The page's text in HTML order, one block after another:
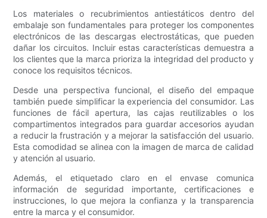
Los materiales o recubrimientos antiestáticos dentro del
embalaje son fundamentales para proteger los componentes
electrónicos de las descargas electrostáticas, que pueden
dañar los circuitos. Incluir estas características demuestra a
los clientes que la marca prioriza la integridad del producto y
conoce los requisitos técnicos.
Desde una perspectiva funcional, el diseño del empaque
también puede simplificar la experiencia del consumidor. Las
funciones de fácil apertura, las cajas reutilizables o los
compartimentos integrados para guardar accesorios ayudan
a reducir la frustración y a mejorar la satisfacción del usuario.
Esta comodidad se alinea con la imagen de marca de calidad
y atención al usuario.
Además, el etiquetado claro en el envase comunica
información de seguridad importante, certificaciones e
instrucciones, lo que mejora la confianza y la transparencia
entre la marca y el consumidor.